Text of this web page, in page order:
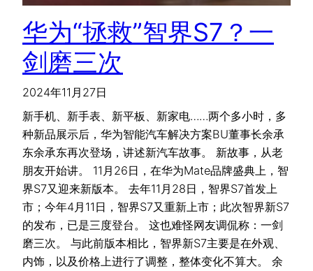
华为“拯救”智界S7？一
剑磨三次
2024年11月27日
新手机、新手表、新平板、新家电……两个多小时，多
种新品展示后，华为智能汽车解决方案BU董事长余承
东余承东再次登场，讲述新汽车故事。 新故事，从老
朋友开始讲。 11月26日，在华为Mate品牌盛典上，智
界S7又迎来新版本。 去年11月28日，智界S7首发上
市；今年4月11日，智界S7又重新上市；此次智界新S7
的发布，已是三度登台。 这也难怪网友调侃称：一剑
磨三次。 与此前版本相比，智界新S7主要是在外观、
内饰，以及价格上进行了调整，整体变化不算大。 余